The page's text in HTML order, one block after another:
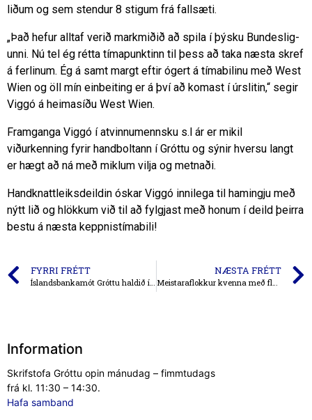
liðum og sem stendur 8 stigum frá fallsæti.
„Það hef­ur alltaf verið mark­miðið að spila í þýsku Bundeslig­
unni. Nú tel ég rétta tíma­punkt­inn til þess að taka næsta skref
á ferl­in­um. Ég á samt margt eft­ir ógert á tíma­bil­inu með West
Wien og öll mín ein­beit­ing er á því að kom­ast í úr­slit­in,“ seg­ir
Viggó á heimasíðu West Wien.
Framganga Viggó í atvinnumennsku s.l ár er mikil
viðurkenning fyrir handboltann í Gróttu og sýnir hversu langt
er hægt að ná með miklum vilja og metnaði.
Handknattleiksdeildin óskar Viggó innilega til hamingju með
nýtt lið og hlökkum við til að fylgjast með honum í deild þeirra
bestu á næsta keppnistímabili!
FYRRI FRÉTT
Íslandsbankamót Gróttu haldið í annað sinn
NÆSTA FRÉTT
Meistaraflokkur kvenna með flottan sigur á Aftureldingu
Information
Skrifstofa Gróttu opin mánudag – fimmtudags
frá kl. 11:30 – 14:30.
Hafa samband